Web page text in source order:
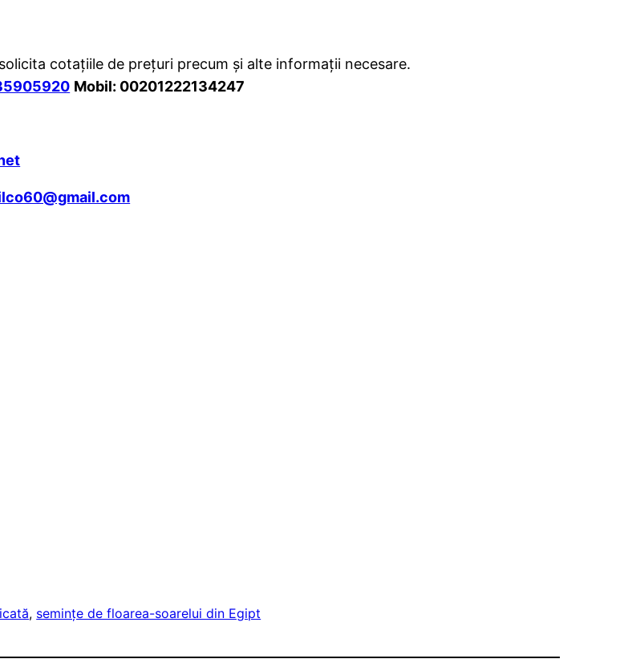
cotaţiile de preţuri precum şi alte informaţii necesare.
Mobil: 00201222134247
, seminţe de floarea-soarelui din Egipt